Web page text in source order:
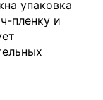
упаковка
пленку и